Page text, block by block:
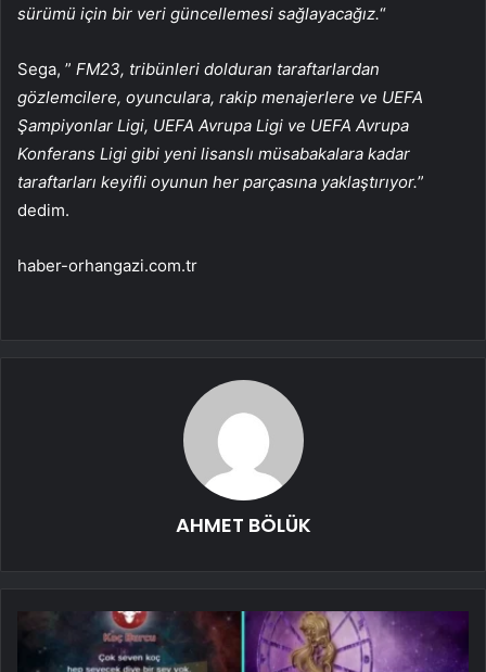
sürümü için bir veri güncellemesi sağlayacağız.“
Sega, ” FM23, tribünleri dolduran taraftarlardan
gözlemcilere, oyunculara, rakip menajerlere ve UEFA
Şampiyonlar Ligi, UEFA Avrupa Ligi ve UEFA Avrupa
Konferans Ligi gibi yeni lisanslı müsabakalara kadar
taraftarları keyifli oyunun her parçasına yaklaştırıyor.”
dedim.
haber-orhangazi.com.tr
AHMET BÖLÜK